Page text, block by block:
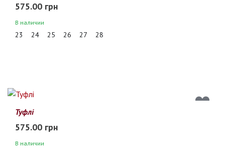
575.00 грн
В наличии
23 24 25 26 27 28
Туфлі
575.00 грн
В наличии